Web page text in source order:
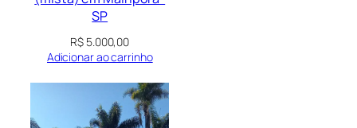
SP
R$ 5.000,00
Adicionar ao carrinho